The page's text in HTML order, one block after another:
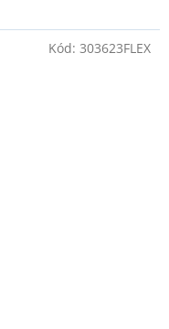
Kód: 303623FLEX